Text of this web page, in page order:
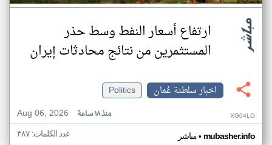
ارتفاع أسعار النفط وسط حذر
المستثمرين من نتائج محادثات إيران
اخبار سلطنة عُمان
Politics
Aug 06, 2026
منذ ١٨ ساعة XG04LO
مباشر• mubasher.info عدد الكلمات: ٣٨٧